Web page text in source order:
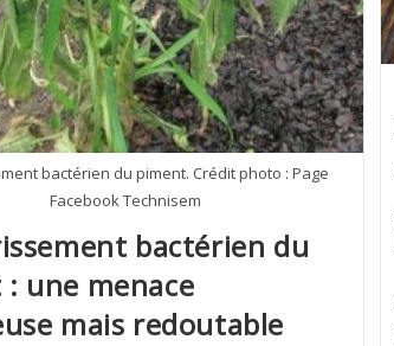
bactérien du piment. Crédit photo : Page
Facebook Technisem
bactérien du
une menace
mais redoutable